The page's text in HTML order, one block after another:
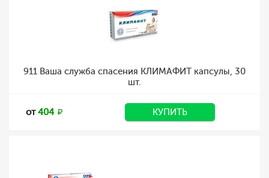
911 Ваша служба спасения КЛИМАФИТ капсулы, 30
шт.
от404 КУПИТЬ